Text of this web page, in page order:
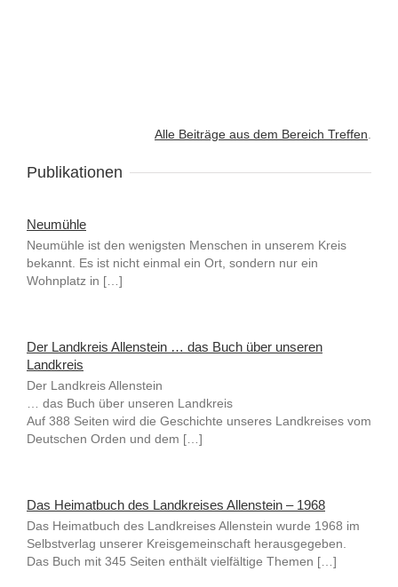
Alle Beiträge aus dem Bereich Treffen
Publikationen
Neumühle
Neumühle ist den wenigsten Menschen in unserem Kreis
bekannt. Es ist nicht einmal ein Ort, sondern nur ein
Wohnplatz in […]
Der Landkreis Allenstein … das Buch über unseren
Landkreis
Der Landkreis Allenstein
… das Buch über unseren Landkreis
Auf 388 Seiten wird die Geschichte unseres Landkreises vom
Deutschen Orden und dem […]
Das Heimatbuch des Landkreises Allenstein – 1968
Das Heimatbuch des Landkreises Allenstein wurde 1968 im
Selbstverlag unserer Kreisgemeinschaft herausgegeben.
Das Buch mit 345 Seiten enthält vielfältige Themen […]